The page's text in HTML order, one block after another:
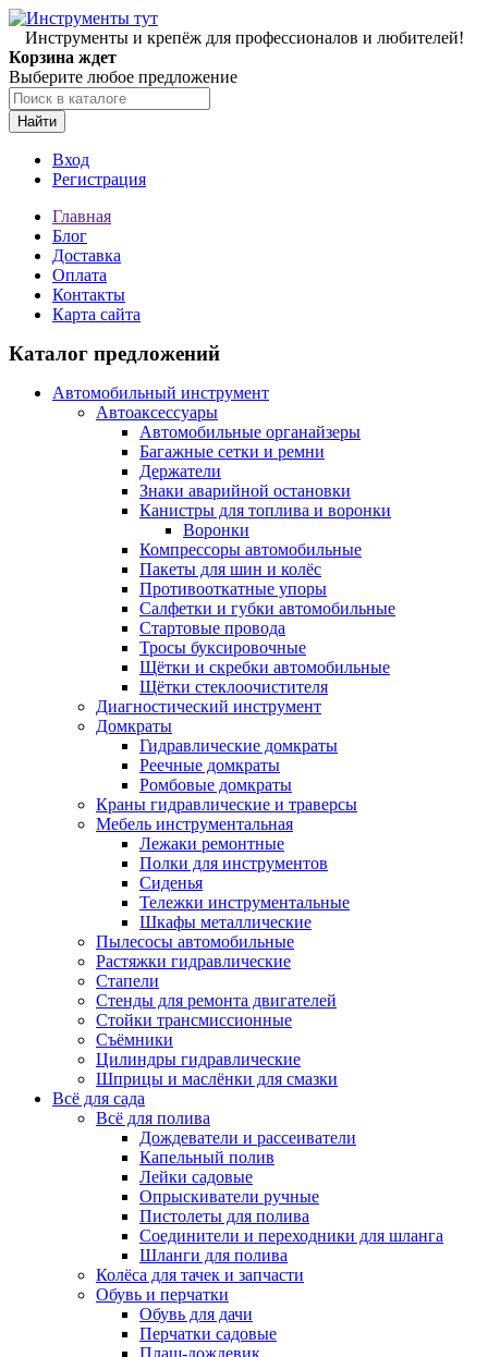
Инструменты и крепёж для профессионалов и любителей!
Корзина ждет
Выберите любое предложение
Найти
Вход
Регистрация
Главная
Блог
Доставка
Оплата
Контакты
Карта сайта
Каталог предложений
Автомобильный инструмент
Автоаксессуары
Автомобильные органайзеры
Багажные сетки и ремни
Держатели
Знаки аварийной остановки
Канистры для топлива и воронки
Воронки
Компрессоры автомобильные
Пакеты для шин и колёс
Противооткатные упоры
Салфетки и губки автомобильные
Стартовые провода
Тросы буксировочные
Щётки и скребки автомобильные
Щётки стеклоочистителя
Диагностический инструмент
Домкраты
Гидравлические домкраты
Реечные домкраты
Ромбовые домкраты
Краны гидравлические и траверсы
Мебель инструментальная
Лежаки ремонтные
Полки для инструментов
Сиденья
Тележки инструментальные
Шкафы металлические
Пылесосы автомобильные
Растяжки гидравлические
Стапели
Стенды для ремонта двигателей
Стойки трансмиссионные
Съёмники
Цилиндры гидравлические
Шприцы и маслёнки для смазки
Всё для сада
Всё для полива
Дождеватели и рассеиватели
Капельный полив
Лейки садовые
Опрыскиватели ручные
Пистолеты для полива
Соединители и переходники для шланга
Шланги для полива
Колёса для тачек и запчасти
Обувь и перчатки
Обувь для дачи
Перчатки садовые
Плащ-дождевик